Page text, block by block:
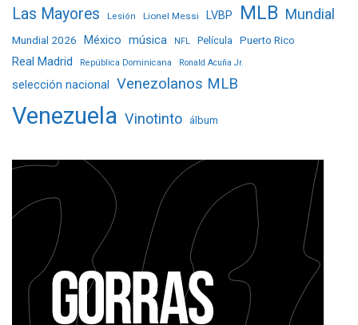
Las Mayores Lesión Lionel Messi LVBP MLB Mundial
Mundial 2026 México música NFL Película Puerto Rico
Real Madrid República Dominicana Ronald Acuña Jr.
selección nacional Venezolanos MLB
Venezuela Vinotinto álbum